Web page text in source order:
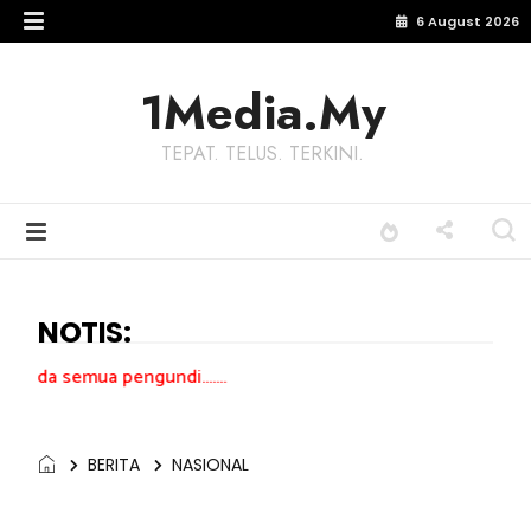
6 August 2026
1Media.My
TEPAT. TELUS. TERKINI.
NOTIS:
BERITA NASIONAL